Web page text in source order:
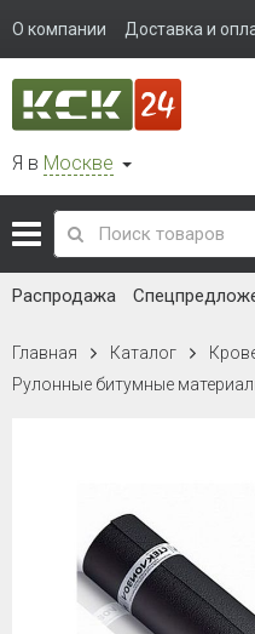
О компании Доставка и
Я в Москве
Распродажа
Главная Каталог
Рулонные битумные